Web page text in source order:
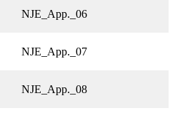
NJE_App._06
NJE_App._07
NJE_App._08